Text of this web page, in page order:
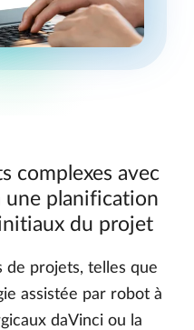
complexes avec
une planification
du projet
de projets, telles que
assistée par robot à
daVinci ou la